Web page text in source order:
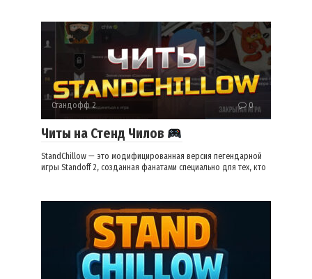
Стандофф 2 0
Читы на Стенд Чилов
StandChillow — это модифицированная версия легендарной
игры Standoff 2, созданная фанатами специально для тех, кто